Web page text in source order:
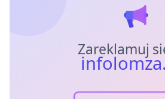
Zareklamuj